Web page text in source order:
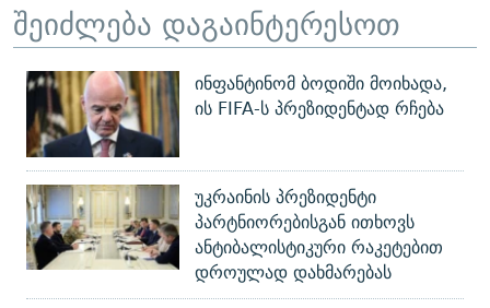
ПРИВЕТ ᲙᲣᲚᲢᲣᲠᲐ
შეიძლება დაგაინტერესოთ
ინფანტინომ ბოდიში მოიხადა,
ის FIFA-ს პრეზიდენტად რჩება
უკრაინის პრეზიდენტი
პარტნიორებისგან ითხოვს
ანტიბალისტიკური რაკეტებით
დროულად დახმარებას